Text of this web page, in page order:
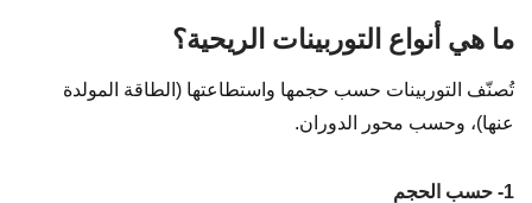
ما هي أنواع التوربينات الريحية؟
تُصنّف التوربينات حسب حجمها واستطاعتها (الطاقة المولدة
عنها)، وحسب محور الدوران.
1- حسب الحجم